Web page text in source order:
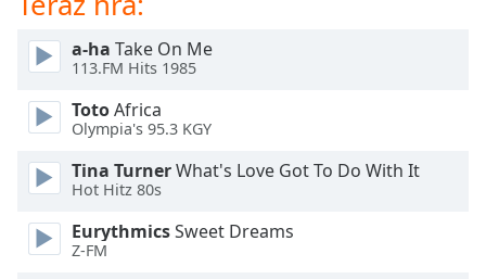
window.
cancel
close
window.
a-ha Take On Me
113.FM Hits 1985
TotoAfrica
Olympia's 95.3 KGY
Tina TurnerWhat's Love Got To Do With It
Hot Hitz 80s
EurythmicsSweet Dreams
Z-FM